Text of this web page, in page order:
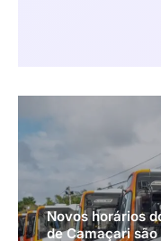
Novos horários
de Camaçari